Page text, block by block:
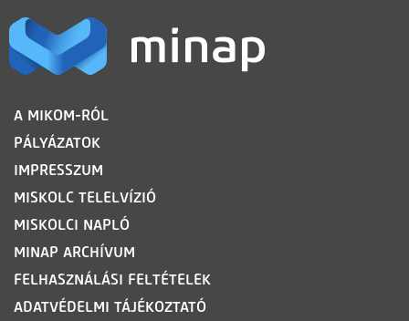
LÁBLÉC
A MIKOM-RÓL
PÁLYÁZATOK
IMPRESSZUM
MISKOLC TELELVÍZIÓ
MISKOLCI NAPLÓ
MINAP ARCHÍVUM
FELHASZNÁLÁSI FELTÉTELEK
ADATVÉDELMI TÁJÉKOZTATÓ